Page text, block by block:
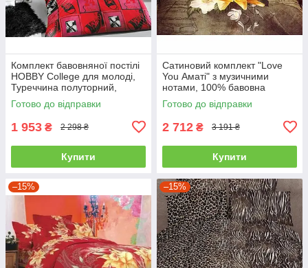
Комплект бавовняної постілі
HOBBY College для молоді,
Туреччина полуторний,
червоний
Готово до відправки
1 953 ₴ 2 298 ₴
Купити
Сатиновий комплект "Love
You Аматі" з музичними
нотами, 100% бавовна
полуторний
Готово до відправки
2 712 ₴ 3 191 ₴
Купити
–15% –15%